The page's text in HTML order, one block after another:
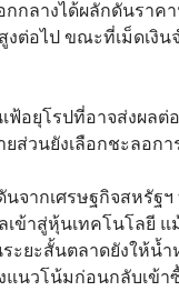
กลางได้ผลักดันราค
งต่อไป ขณะที่เม็ดเงิ
ฟ้อยุโรปที่อาจส่งผ
ส่วนยังเลือกชะลอก
ากเศรษฐกิจสหรัฐ
ข้าสู่หุ้นเทคโนโลยี
ยะสั้นตลาดยังให้น้
นวโน้มก่อนกลับเข้า